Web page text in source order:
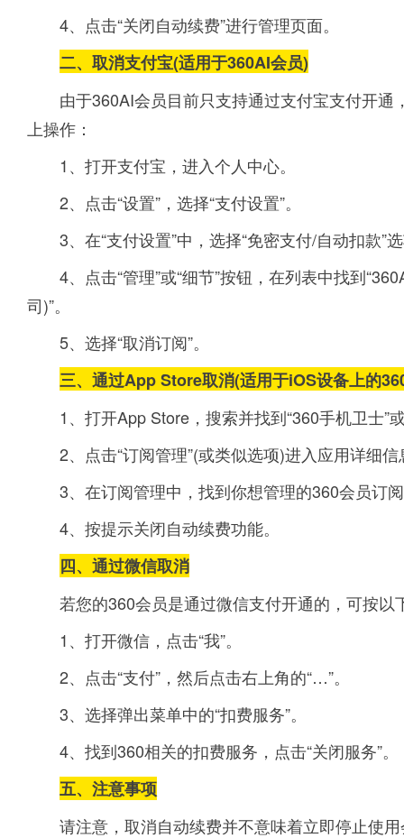
4、点击“关闭自动续费”进行管理页面。
二、 取消支付宝(适用于360AI会员)
由于360AI会员目前只支持通过支付宝支付开
上操作：
1、打开支付宝，进入个人中心。
2、点击“设置”，选择“支付设置”。
3、在“支付设置”中，选择“免密支付/自动扣款”
4、点击“管理”或“细节”按钮，在列表中找到
司)”。
5、选择“取消订阅”。
三、通过App Store取消(适用于iOS设备上的
1、打开App Store，搜索并找到“360手机卫士”
2、点击“订阅管理”(或类似选项)进入应用详细
3、在订阅管理中，找到你想管理的360会员订
4、按提示关闭自动续费功能。
四、 通过微信取消
若您的360会员是通过微信支付开通的，可按以
1、打开微信，点击“我”。
2、点击“支付”，然后点击右上角的“…”。
3、选择弹出菜单中的“扣费服务”。
4、找到360相关的扣费服务，点击“关闭服务”。
五、注意事项
请注意，取消自动续费并不意味着立即停止使